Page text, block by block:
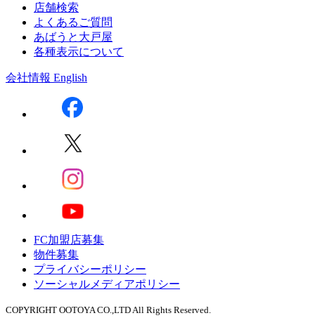
店舗検索
よくあるご質問
あばうと大戸屋
各種表示について
会社情報 English
FC加盟店募集
物件募集
プライバシーポリシー
ソーシャルメディアポリシー
COPYRIGHT OOTOYA CO.,LTD All Rights Reserved.